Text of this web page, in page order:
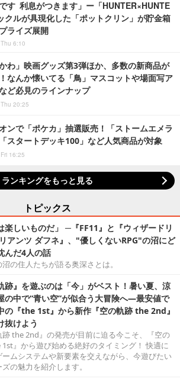
です 利息がつきます」ー「HUNTER×HUNTE
クルが具現化した「ポットクリン」が貯金箱
ライズ展開
6:10
かわ」映画グッズ第3弾ほか、多数の新商品が
なんか懐いてる「鳥」マスコットや場面写ア
ど必見のラインナップ
20:25
ンで「ポケカ」抽選販売！「ストームエメラ
スタートデッキ100」など人気商品が対象
16:25
ランキングをもっと見る
トピックス
楽しいものだ」 ─『FF11』と『ウィザードリ
アンツ ダフネ』、"優しくないRPG"の沼にど
んだ4人の話
の住人たちが語る奥深さとは。
跡』を遊ぶのは「今」がベスト！暑い夏、涼
の中で“青い空”が似合う大冒険へ―最安値で
の『the 1st』から新作『空の軌跡 the 2nd』
抜けよう
跡 the 2nd』の発売が目前に迫る今こそ、『空の
』から遊び始める絶好のタイミング！ 快適に
ームシステムや新要素を交えながら、今遊びたい
の魅力を紹介します。